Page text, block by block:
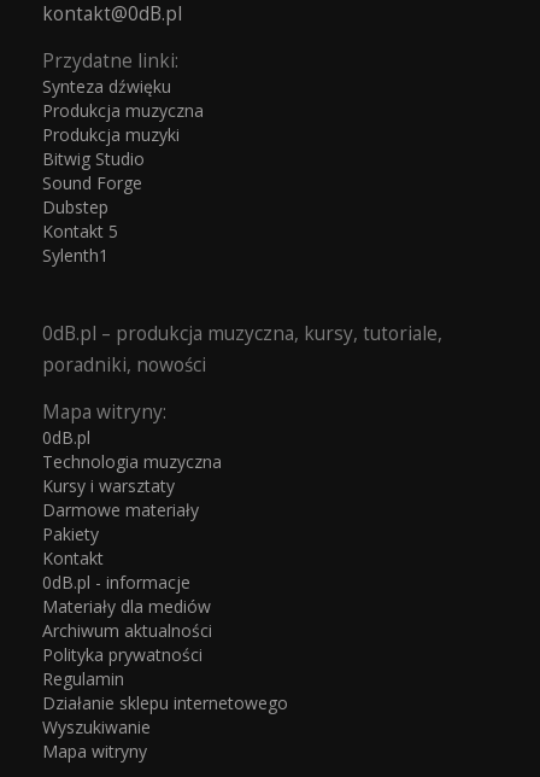
kontakt@0dB.pl
Przydatne linki:
Synteza dźwięku
Produkcja muzyczna
Produkcja muzyki
Bitwig Studio
Sound Forge
Dubstep
Kontakt 5
Sylenth1
0dB.pl – produkcja muzyczna, kursy, tutoriale,
poradniki, nowości
Mapa witryny:
0dB.pl
Technologia muzyczna
Kursy i warsztaty
Darmowe materiały
Pakiety
Kontakt
0dB.pl - informacje
Materiały dla mediów
Archiwum aktualności
Polityka prywatności
Regulamin
Działanie sklepu internetowego
Wyszukiwanie
Mapa witryny